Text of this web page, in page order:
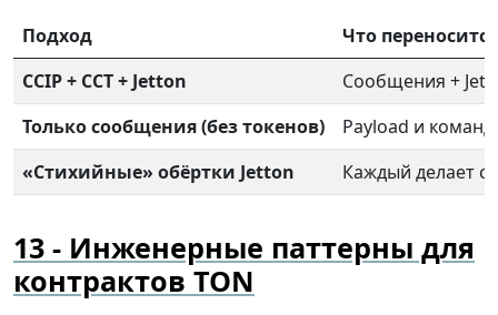
Подход
Что переносится
CCIP + CCT + Jetton
Сообщения +
Только сообщения (без токенов)
Payload и
«Стихийные» обёртки Jetton
Каждый делает
Инженерные паттерны для
контрактов TON